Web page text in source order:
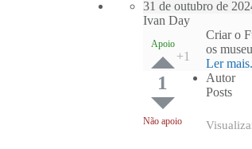
31 de outubro de
Ivan Day
Apoio
1
Não apoio
Criar o
os
Ler
Autor
Posts